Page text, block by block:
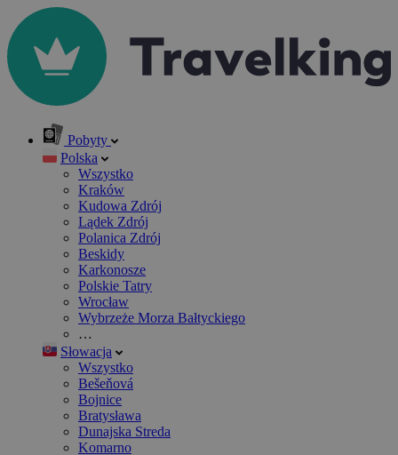
Pobyty
Polska
Wszystko
Kraków
Kudowa Zdrój
Lądek Zdrój
Polanica Zdrój
Beskidy
Karkonosze
Polskie Tatry
Wrocław
Wybrzeże Morza Bałtyckiego
…
Słowacja
Wszystko
Bešeňová
Bojnice
Bratysława
Dunajska Streda
Komarno